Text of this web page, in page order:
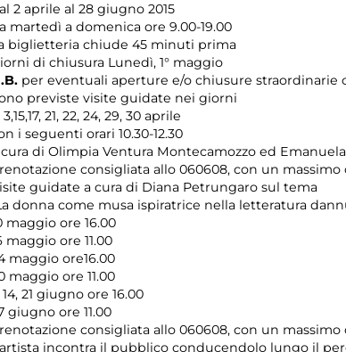
2 aprile al 28 giugno 2015
martedì a domenica ore 9.00-19.00
biglietteria chiude 45 minuti prima
di chiusura Lunedì, 1° maggio
per eventuali aperture e/o chiusure straordinarie
previste visite guidate nei giorni
3,15,17, 21, 22, 24, 29, 30 aprile
i seguenti orari 10.30-12.30
di Olimpia Ventura Montecamozzo ed Emanuela
consigliata allo 060608, con un
guidate a cura di Diana Petrungaro sul tema
donna come musa ispiratrice nella letteratura
maggio ore 16.00
maggio ore 11.00
maggio ore16.00
maggio ore 11.00
14, 21 giugno ore 16.00
giugno ore 11.00
consigliata allo 060608, con un
incontra il pubblico conducendolo lungo il